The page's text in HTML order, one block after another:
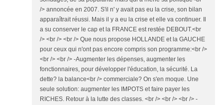
/> annoncée en 2007. S'il n' y avait pas eu la crise, son bilan
apparaîtrait réussi. Mais il y a eu la crise et elle va continuer. Il
a su conserver le cap et la FRANCE est restée DEBOUT.<br
/> <br /> <br /> Que nous propose HOLLANDE et la GAUCHE
pour ceux qui n'ont pas encore compris son programme:<br />
<br /> <br /> -Augmenter les dépenses, augmenter les
fonctionnaires, pour développer l'éducation, la sécurité. La
dette? la balance<br /> commerciale? On s'en moque. Une
seule solution: augmenter les IMPOTS et faire payer les
RICHES. Retour à la lutte des classes. <br /> <br /> <br /> -